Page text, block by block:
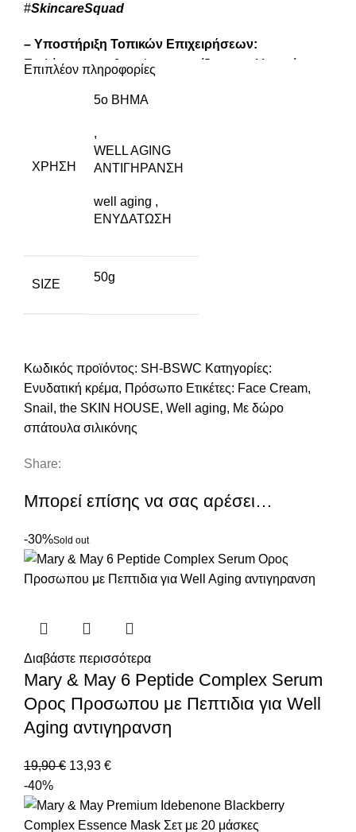
#SkincareSquad
– Υποστήριξη Τοπικών Επιχειρήσεων:
Επιλέγοντας το Jamalu.gr, στηρίζετε μια ελληνική
καλύτερα προϊόντα περιποίησης δέρματος στο
Ανακαλύψτε την απόλυτη λύση well aging με τη The
Jamalu.gr! 🌟
Επιπλέον πληροφορίες
ΧΡΉΣΗ
5o BHMA
,
WELL AGING
ΑΝΤΙΓΗΡΑΝΣΗ
well aging ,
ΕΝΥΔΑΤΩΣΗ
SIZE
50g
Κωδικός προϊόντος: SH-BSWC Κατηγορίες:
Ενυδατική κρέμα, Πρόσωπο Ετικέτες: Face Cream,
Snail , the SKIN HOUSE, Well aging, Με δώρο
σπάτουλα σιλικόνης
Share:
Μπορεί επίσης να σας αρέσει…
-30%Sold out
Διαβάστε περισσότερα
Mary & May 6 Peptide Complex Serum
Ορος Προσωπου με Πεπτιδια για Well
Aging αντιγηρανση
19,90€ 13,93 €
-40%